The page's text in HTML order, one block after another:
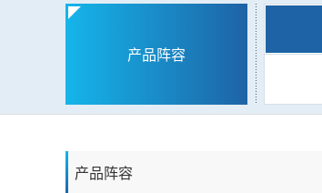
产品阵容
产品阵容